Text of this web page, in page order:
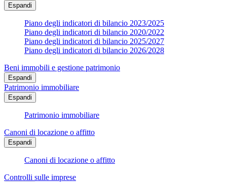
Espandi
Piano degli indicatori di bilancio 2023/2025
Piano degli indicatori di bilancio 2020/2022
Piano degli indicatori di bilancio 2025/2027
Piano degli indicatori di bilancio 2026/2028
Beni immobili e gestione patrimonio
Espandi
Patrimonio immobiliare
Espandi
Patrimonio immobiliare
Canoni di locazione o affitto
Espandi
Canoni di locazione o affitto
Controlli sulle imprese